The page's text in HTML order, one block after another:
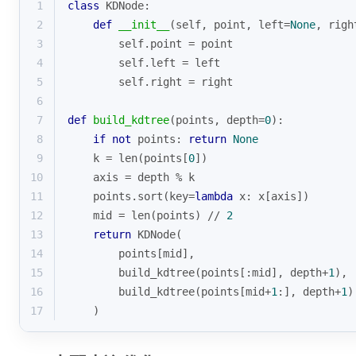
1 class KDNode:
2
def __init__ (self, point, left=None,
3
        self.point = point
4
        self.left = left
5
        self.right = right
6
7
def build_kdtree(points, depth=0):
8
if not points: return None
9
    k =
len(points[0])
10
    axis = depth % k
11
    points.sort(key=
lambda x: x[axis])
12
    mid =
len(points) // 2
13
return KDNode(
14
        points[mid],
15
        build_kdtree(points[:mid], depth+
1 ),
16
        build_kdtree(points[mid+
1 :], depth+1 )
17
    )